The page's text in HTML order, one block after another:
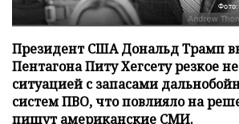
Фото:
Президент США Дональд Трамп
Пентагона Питу Хегсету резкое
ситуацией с запасами
систем ПВО, что повлияло на
пишут американские СМИ.